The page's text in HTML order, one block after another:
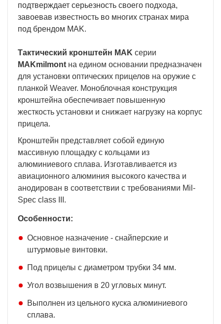
подтверждает серьезность своего подхода,
завоевав известность во многих странах мира
под брендом MAK.
Тактический кронштейн MAK серии
MAKmilmont на едином основании предназначен
для установки оптических прицелов на оружие с
планкой Weaver. Моноблочная конструкция
кронштейна обеспечивает повышенную
жесткость установки и снижает нагрузку на корпус
прицела.
Кронштейн представляет собой единую
массивную площадку с кольцами из
алюминиевого сплава. Изготавливается из
авиационного алюминия высокого качества и
анодирован в соответствии с требованиями Mil-
Spec class III.
Особенности:
Основное назначение - снайперские и
штурмовые винтовки.
Под прицелы с диаметром трубки 34 мм.
Угол возвышения в 20 угловых минут.
Выполнен из цельного куска алюминиевого
сплава.